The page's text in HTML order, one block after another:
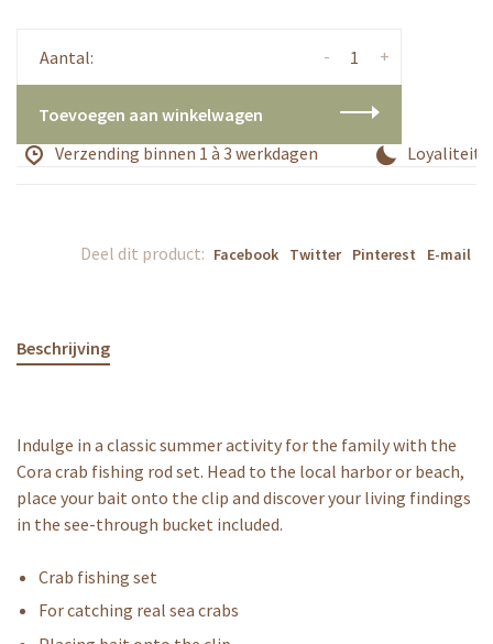
Aantal: +
-
Toevoegen aan winkelwagen
Verzending binnen 1 à 3 werkdagen
Deel dit product: Facebook Twitter Pinterest E-mail
Beschrijving
Indulge in a classic summer activity for the family with the
Cora crab fishing rod set. Head to the local harbor or beach,
place your bait onto the clip and discover your living findings
in the see-through bucket included.
Crab fishing set
For catching real sea crabs